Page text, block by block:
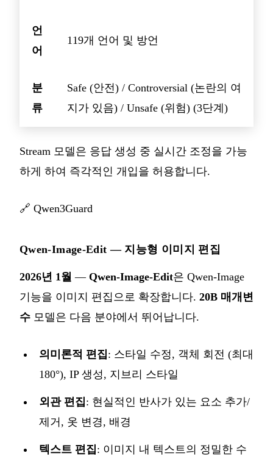
언
어
119개 언어 및 방언
분
류
Safe (안전) / Controversial (논란의 여
지가 있음) / Unsafe (위험) (3단계)
Stream 모델은 응답 생성 중 실시간 조정을 가능
하게 하여 즉각적인 개입을 허용합니다.
🔗 Qwen3Guard
Qwen-Image-Edit — 지능형 이미지 편집
2026년 1월 — Qwen-Image-Edit은 Qwen-Image
기능을 이미지 편집으로 확장합니다. 20B 매개변
수 모델은 다음 분야에서 뛰어납니다.
의미론적 편집: 스타일 수정, 객체 회전 (최대
180°), IP 생성, 지브리 스타일
외관 편집: 현실적인 반사가 있는 요소 추가/
제거, 옷 변경, 배경
텍스트 편집: 이미지 내 텍스트의 정밀한 수